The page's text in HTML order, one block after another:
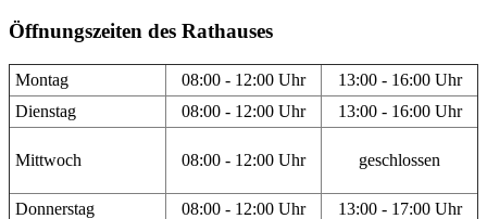
Öffnungszeiten des Rathauses
Montag 08:00 - 12:00 Uhr
13:00 - 16:00 Uhr
Dienstag
08:00 - 12:00 Uhr 13:00 - 16:00 Uhr
Mittwoch 08:00 - 12:00 Uhr geschlossen
Donnerstag 08:00 - 12:00 Uhr
13:00 - 17:00 Uhr